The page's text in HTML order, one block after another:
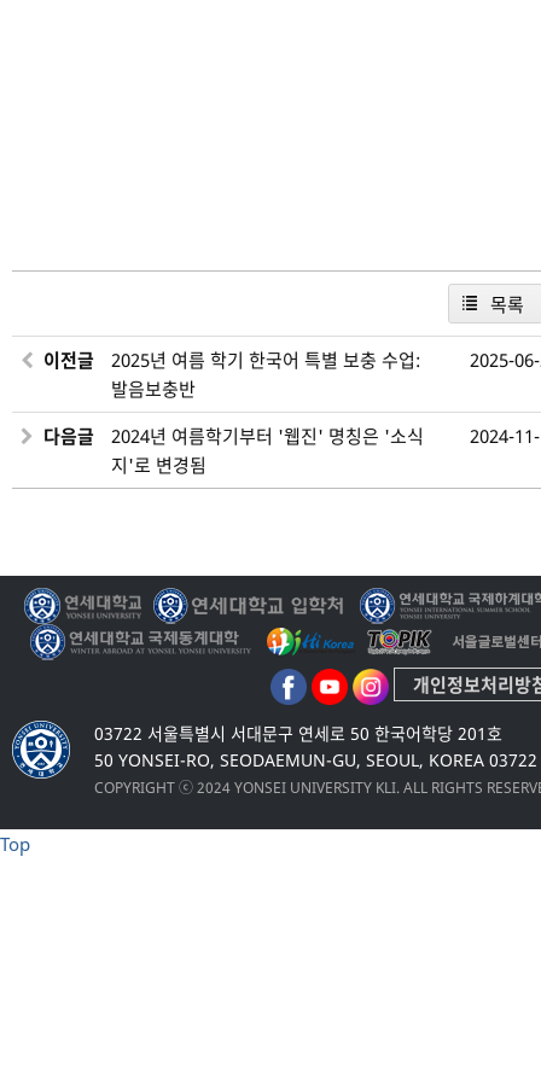
목록
이전글
2025년 여름 학기 한국어 특별 보충 수업:
발음보충반
2025-
다음글
2024년 여름학기부터 '웹진' 명칭은 '소식
지'로 변경됨
2024-
03722 서울특별시 서대문구 연세로 50 한국어학당 201호
50 YONSEI-RO, SEODAEMUN-GU, SEOUL, KOREA 03722
COPYRIGHT ⓒ 2024 YONSEI UNIVERSITY KLI. ALL RIGHTS
개인정보처리방
Top